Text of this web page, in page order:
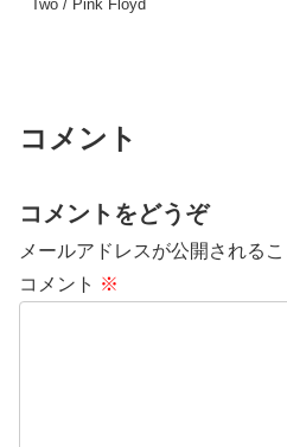
Two / Pink Floyd
コメント
コメントをどうぞ
メールアドレスが公開されるこ
コメント ※